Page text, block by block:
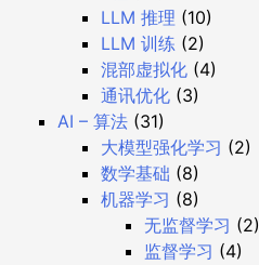
LLM 推理 (10)
LLM 训练 (2)
混部虚拟化 (4)
通讯优化 (3)
AI – 算法 (31)
大模型强化学习 (2)
数学基础 (8)
机器学习 (8)
无监督学习 (2)
监督学习 (4)